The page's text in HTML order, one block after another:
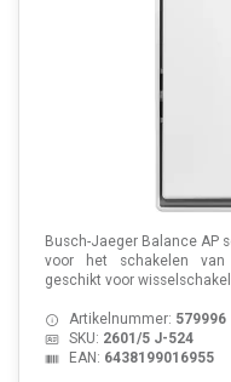
Busch-Jaeger Balance AP
voor het schakelen van
geschikt voor
Artikelnummer: 579996
SKU: 2601/5 J-524
EAN: 6438199016955